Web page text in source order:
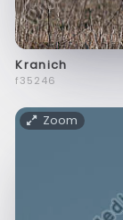
Kranich
f35246
Zoom